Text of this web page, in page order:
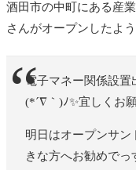
酒田市の中町にある産
さんがオープンしたよう
電子マネー関係設置
(*´∇｀)ﾉ✨宜しくお
明日はオープンサ
きな方へお勧めでっ